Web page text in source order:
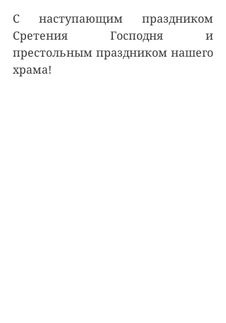
С наступающим праздником
Сретения Господня и
престольным праздником нашего
храма!